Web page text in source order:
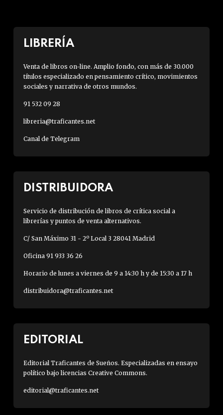
LIBRERÍA
Venta de libros on-line. Amplio fondo, con más de 30.000
títulos especializado en pensamiento crítico, movimientos
sociales y narrativa de otros mundos.
91 532 09 28
libreria@traficantes.net
Canal de Telegram
DISTRIBUIDORA
Servicio de distribución de libros de crítica social a
librerías y puntos de venta alternativos.
C/ San Máximo 31 - 2º Local 3 28041 Madrid
Oficina 91 933 36 26
Horario de lunes a viernes de 9 a 14:30 h y de 15:30 a 17 h
distribuidora@traficantes.net
EDITORIAL
Editorial Traficantes de Sueños. Especializadas en ensayo
político bajo licencias Creative Commons.
editorial@traficantes.net